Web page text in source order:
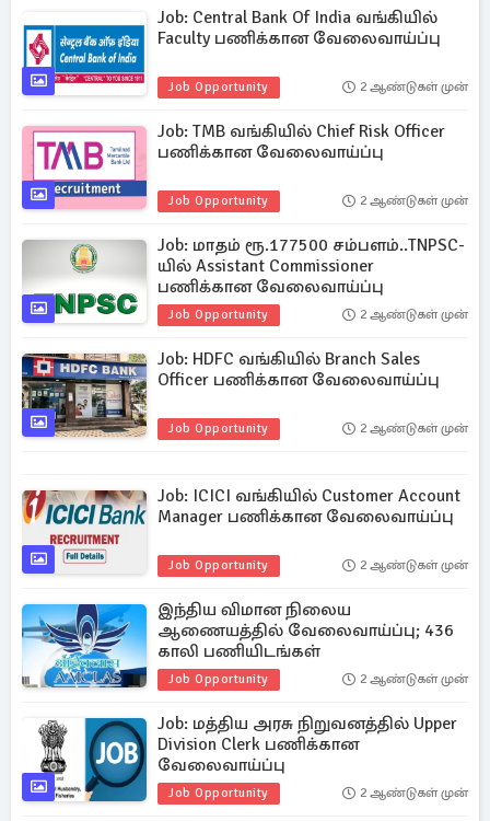
Job: Central Bank Of India வங்கியில்
Faculty பணிக்கான வேலைவாய்ப்பு
Job Opportunity 2 ஆண்டுகள் முன்
Job: TMB வங்கியில் Chief Risk Officer
பணிக்கான வேலைவாய்ப்பு
Job Opportunity 2 ஆண்டுகள் முன்
Job: மாதம் ரூ.177500 சம்பளம்..TNPSC-
யில் Assistant Commissioner
பணிக்கான வேலைவாய்ப்பு
Job Opportunity 2 ஆண்டுகள் முன்
Job: HDFC வங்கியில் Branch Sales
Officer பணிக்கான வேலைவாய்ப்பு
Job Opportunity 2 ஆண்டுகள் முன்
Job: ICICI வங்கியில் Customer Account
Manager பணிக்கான வேலைவாய்ப்பு
Job Opportunity 2 ஆண்டுகள் முன்
இந்திய விமான நிலைய
ஆணையத்தில் வேலைவாய்ப்பு; 436
காலி பணியிடங்கள்
Job Opportunity 2 ஆண்டுகள் முன்
Job: மத்திய அரசு நிறுவனத்தில் Upper
Division Clerk பணிக்கான
வேலைவாய்ப்பு
Job Opportunity 2 ஆண்டுகள் முன்